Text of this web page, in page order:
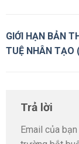
GIỚI HẠN BẢN
TUỆ NHÂN TẠO
Trả lời
Email của